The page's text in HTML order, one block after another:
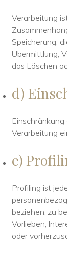
Verarbeitung
Speicherung,
Übermittlung,
das Löschen
d)
Verarbeitung
e)
Profiling ist
beziehen, zu
Vorlieben,
oder